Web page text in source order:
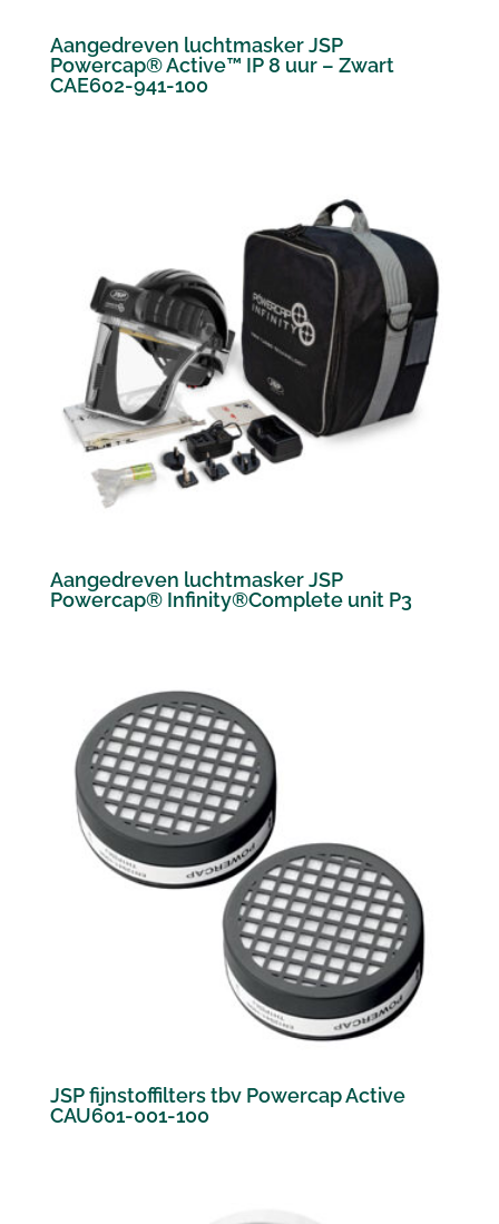
Aangedreven luchtmasker JSP
Powercap® Active™ IP 8 uur – Zwart
CAE602-941-100
Aangedreven luchtmasker JSP
Powercap® Infinity®Complete unit P3
JSP fijnstoffilters tbv Powercap Active
CAU601-001-100